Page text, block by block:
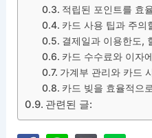
적립된 포인트를 효
카드 사용 팁과 주의
결제일과 이용한도,
카드 수수료와 이자
가계부 관리와 카드
카드 빚을 효율적으
관련된 글: